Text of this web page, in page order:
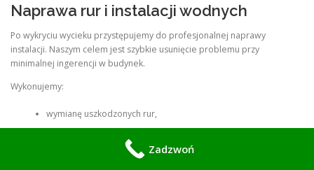
Naprawa rur i instalacji wodnych
Po wykryciu wycieku przystępujemy do profesjonalnej naprawy
instalacji. Naszym celem jest szybkie usunięcie problemu przy
minimalnej ingerencji w budynek.
Wykonujemy:
wymianę uszkodzonych rur,
modernizację instalacji,
Zadzwoń